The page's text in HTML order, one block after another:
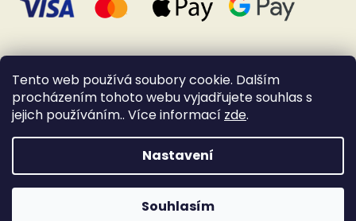
Tento web používá soubory cookie. Dalším
procházením tohoto webu vyjadřujete souhlas s
jejich používáním.. Více informací zde.
Nastavení
Souhlasím
Vytvořil Shoptet
Copyright 2026Andante. Všechna práva